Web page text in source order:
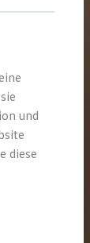
und
diese